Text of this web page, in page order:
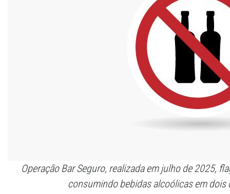
Operação Bar Seguro, realizada em julho de 2025,
consumindo bebidas alcoólicas em